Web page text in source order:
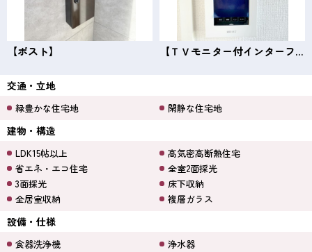
【ポスト】 【ＴＶモニター付インターフォン】
交通・立地
緑豊かな住宅地 閑静な住宅地
建物・構造
LDK15帖以上
高気密高断熱住宅
省エネ・エコ住宅
全室2面採光
3面採光
床下収納
全居室収納
複層ガラス
設備・仕様
食器洗浄機
浄水器